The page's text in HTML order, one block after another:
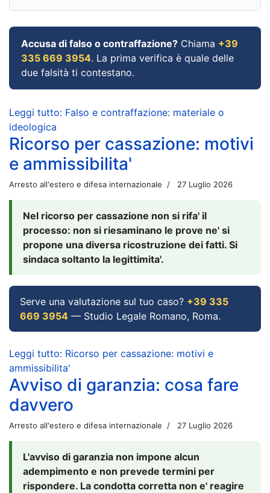
Accusa di falso o contraffazione? Chiama +39
335 669 3954. La prima verifica è quale delle
due falsità ti contestano.
Leggi tutto: Falso e contraffazione: materiale o
ideologica
Ricorso per cassazione: motivi
e ammissibilita'
Arresto all'estero e difesa internazionale 27 Luglio 2026
Nel ricorso per cassazione non si rifa' il
processo: non si riesaminano le prove ne' si
propone una diversa ricostruzione dei fatti. Si
sindaca soltanto la legittimita'.
Serve una valutazione sul tuo caso? +39 335
669 3954 — Studio Legale Romano, Roma.
Leggi tutto: Ricorso per cassazione: motivi e
ammissibilita'
Avviso di garanzia: cosa fare
davvero
Arresto all'estero e difesa internazionale 27 Luglio 2026
L'avviso di garanzia non impone alcun
adempimento e non prevede termini per
rispondere. La condotta corretta non e' reagire